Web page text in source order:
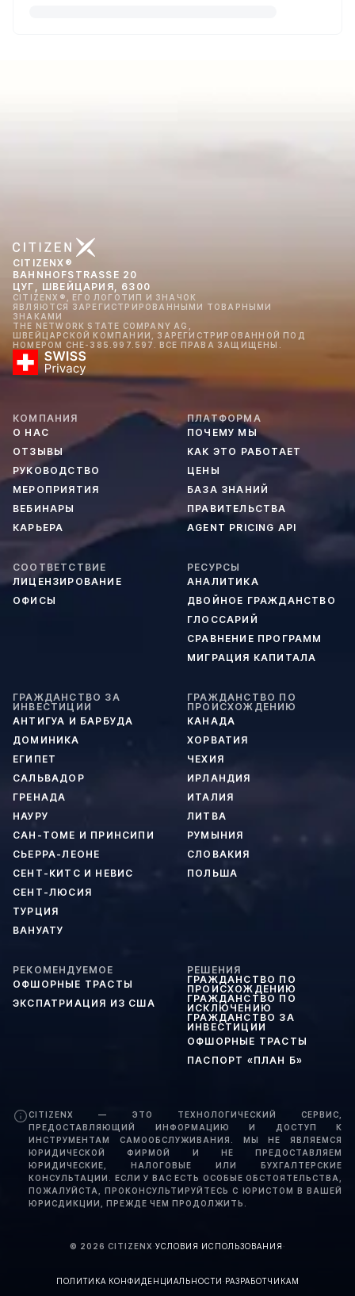
CITIZENX®
BAHNHOFSTRASSE 20
ЦУГ, ШВЕЙЦАРИЯ, 6300
CITIZENX®, ЕГО ЛОГОТИП И ЗНАЧОК
ЯВЛЯЮТСЯ ЗАРЕГИСТРИРОВАННЫМИ ТОВАРНЫМИ
ЗНАКАМИ
THE NETWORK STATE COMPANY AG,
ШВЕЙЦАРСКОЙ КОМПАНИИ, ЗАРЕГИСТРИРОВАННОЙ ПОД
НОМЕРОМ CHE-385.997.597. ВСЕ ПРАВА ЗАЩИЩЕНЫ.
КОМПАНИЯ
О НАС
ОТЗЫВЫ
РУКОВОДСТВО
МЕРОПРИЯТИЯ
ВЕБИНАРЫ
КАРЬЕРА
ПЛАТФОРМА
ПОЧЕМУ МЫ
КАК ЭТО РАБОТАЕТ
ЦЕНЫ
БАЗА ЗНАНИЙ
ПРАВИТЕЛЬСТВА
AGENT PRICING API
СООТВЕТСТВИЕ
ЛИЦЕНЗИРОВАНИЕ
ОФИСЫ
РЕСУРСЫ
АНАЛИТИКА
ДВОЙНОЕ ГРАЖДАНСТВО
ГЛОССАРИЙ
СРАВНЕНИЕ ПРОГРАММ
МИГРАЦИЯ КАПИТАЛА
ГРАЖДАНСТВО ЗА
ИНВЕСТИЦИИ
АНТИГУА И БАРБУДА
ДОМИНИКА
ЕГИПЕТ
САЛЬВАДОР
ГРЕНАДА
НАУРУ
САН-ТОМЕ И ПРИНСИПИ
СЬЕРРА-ЛЕОНЕ
СЕНТ-КИТС И НЕВИС
СЕНТ-ЛЮСИЯ
ТУРЦИЯ
ВАНУАТУ
ГРАЖДАНСТВО ПО
ПРОИСХОЖДЕНИЮ
КАНАДА
ХОРВАТИЯ
ЧЕХИЯ
ИРЛАНДИЯ
ИТАЛИЯ
ЛИТВА
РУМЫНИЯ
СЛОВАКИЯ
ПОЛЬША
РЕКОМЕНДУЕМОЕ
ОФШОРНЫЕ ТРАСТЫ
ЭКСПАТРИАЦИЯ ИЗ США
РЕШЕНИЯ
ГРАЖДАНСТВО ПО
ПРОИСХОЖДЕНИЮ
ГРАЖДАНСТВО ПО
ИСКЛЮЧЕНИЮ
ГРАЖДАНСТВО ЗА
ИНВЕСТИЦИИ
ОФШОРНЫЕ ТРАСТЫ
ПАСПОРТ «ПЛАН Б»
CITIZENX — ЭТО ТЕХНОЛОГИЧЕСКИЙ СЕРВИС,
ПРЕДОСТАВЛЯЮЩИЙ ИНФОРМАЦИЮ И ДОСТУП К
ИНСТРУМЕНТАМ САМООБСЛУЖИВАНИЯ. МЫ НЕ ЯВЛЯЕМСЯ
ЮРИДИЧЕСКОЙ ФИРМОЙ И НЕ ПРЕДОСТАВЛЯЕМ
ЮРИДИЧЕСКИЕ, НАЛОГОВЫЕ ИЛИ БУХГАЛТЕРСКИЕ
КОНСУЛЬТАЦИИ. ЕСЛИ У ВАС ЕСТЬ ОСОБЫЕ ОБСТОЯТЕЛЬСТВА,
ПОЖАЛУЙСТА, ПРОКОНСУЛЬТИРУЙТЕСЬ С ЮРИСТОМ В ВАШЕЙ
ЮРИСДИКЦИИ, ПРЕЖДЕ ЧЕМ ПРОДОЛЖИТЬ.
© 2026 CITIZENX ·УСЛОВИЯ ИСПОЛЬЗОВАНИЯ ·
ПОЛИТИКА КОНФИДЕНЦИАЛЬНОСТИ ·РАЗРАБОТЧИКАМ